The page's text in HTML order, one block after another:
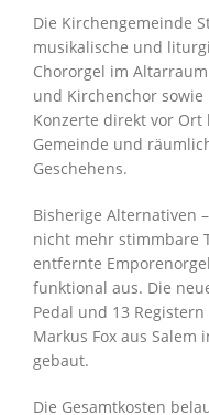
Die Kirchengemeinde
musikalische und
Chororgel im
und Kirchenchor
Konzerte direkt vor
Gemeinde und
Geschehens.
Bisherige Alternativen
nicht mehr stimmbare
entfernte
funktional aus. Die
Pedal und 13
Markus Fox aus
gebaut.
Die Gesamtkosten